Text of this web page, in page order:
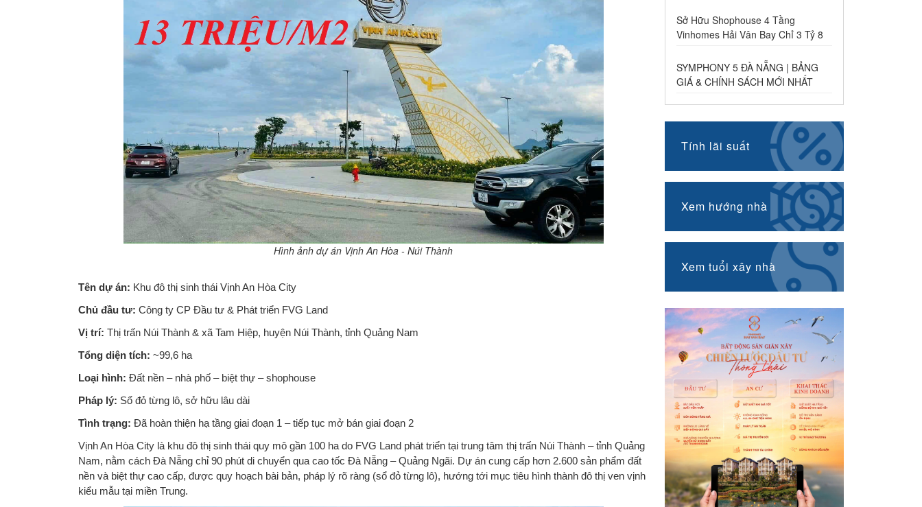
Hình ảnh dự án Vịnh An Hòa - Núi Thành
Tên dự án: Khu đô thị sinh thái Vịnh An Hòa City
Chủ đầu tư: Công ty CP Đầu tư & Phát triển FVG Land
Vị trí: Thị trấn Núi Thành & xã Tam Hiệp, huyện Núi Thành, tỉnh Quảng Nam
Tổng diện tích: ~99,6 ha
Loại hình: Đất nền – nhà phố – biệt thự – shophouse
Pháp lý: Sổ đỏ từng lô, sở hữu lâu dài
Tình trạng: Đã hoàn thiện hạ tầng giai đoạn 1 – tiếp tục mở bán giai đoạn 2
Vịnh An Hòa City là khu đô thị sinh thái quy mô gần 100 ha do FVG Land phát triển tại trung tâm thị trấn Núi Thành – tỉnh Quảng
Nam, nằm cách Đà Nẵng chỉ 90 phút di chuyển qua cao tốc Đà Nẵng – Quảng Ngãi. Dự án cung cấp hơn 2.600 sản phẩm đất
nền và biệt thự cao cấp, được quy hoạch bài bản, pháp lý rõ ràng (sổ đỏ từng lô), hướng tới mục tiêu hình thành đô thị ven vịnh
kiểu mẫu tại miền Trung.
Sở Hữu Shophouse 4 Tầng
Vinhomes Hải Vân Bay Chỉ 3 Tỷ 8
SYMPHONY 5 ĐÀ NẴNG | BẢNG
GIÁ & CHÍNH SÁCH MỚI NHẤT
Tính lãi suất
Xem hướng nhà
Xem tuổi xây nhà